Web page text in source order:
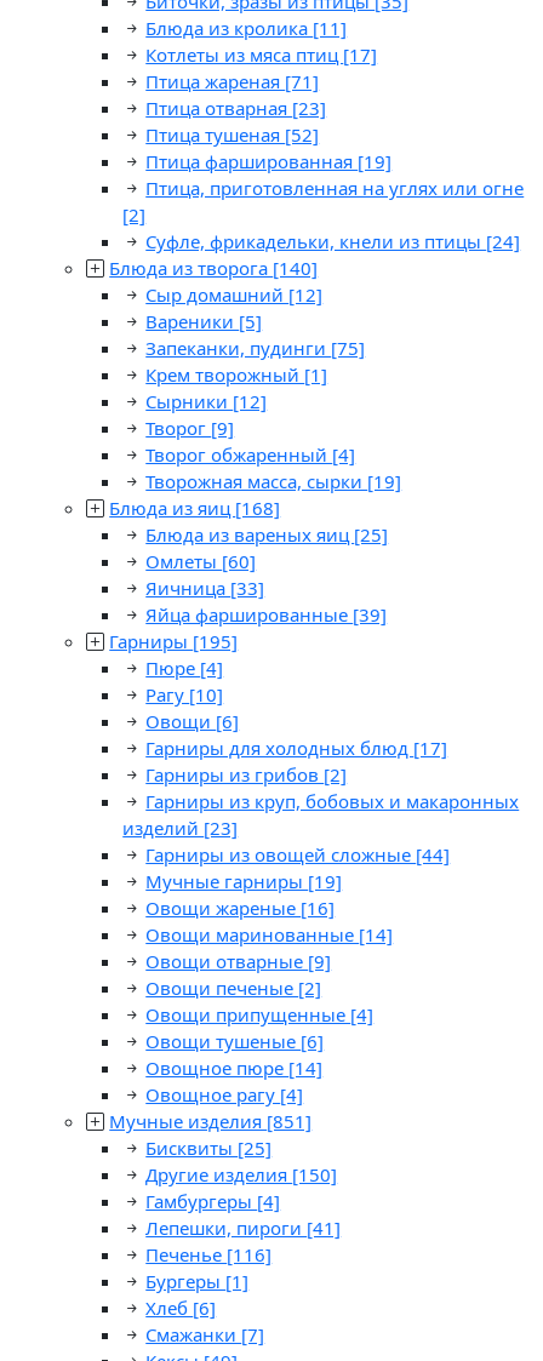
Блюда из кролика [11]
Котлеты из мяса птиц [17]
Птица жареная [71]
Птица отварная [23]
Птица тушеная [52]
Птица фаршированная [19]
Птица, приготовленная на углях или огне
[2]
Суфле, фрикадельки, кнели из птицы [24]
Блюда из творога [140]
Сыр домашний [12]
Вареники [5]
Запеканки, пудинги [75]
Крем творожный [1]
Сырники [12]
Творог [9]
Творог обжаренный [4]
Творожная масса, сырки [19]
Блюда из яиц [168]
Блюда из вареных яиц [25]
Омлеты [60]
Яичница [33]
Яйца фаршированные [39]
Гарниры [195]
Пюре [4]
Рагу [10]
Овощи [6]
Гарниры для холодных блюд [17]
Гарниры из грибов [2]
Гарниры из круп, бобовых и макаронных
изделий [23]
Гарниры из овощей сложные [44]
Мучные гарниры [19]
Овощи жареные [16]
Овощи маринованные [14]
Овощи отварные [9]
Овощи печеные [2]
Овощи припущенные [4]
Овощи тушеные [6]
Овощное пюре [14]
Овощное рагу [4]
Мучные изделия [851]
Бисквиты [25]
Другие изделия [150]
Гамбургеры [4]
Лепешки, пироги [41]
Печенье [116]
Бургеры [1]
Хлеб [6]
Смажанки [7]